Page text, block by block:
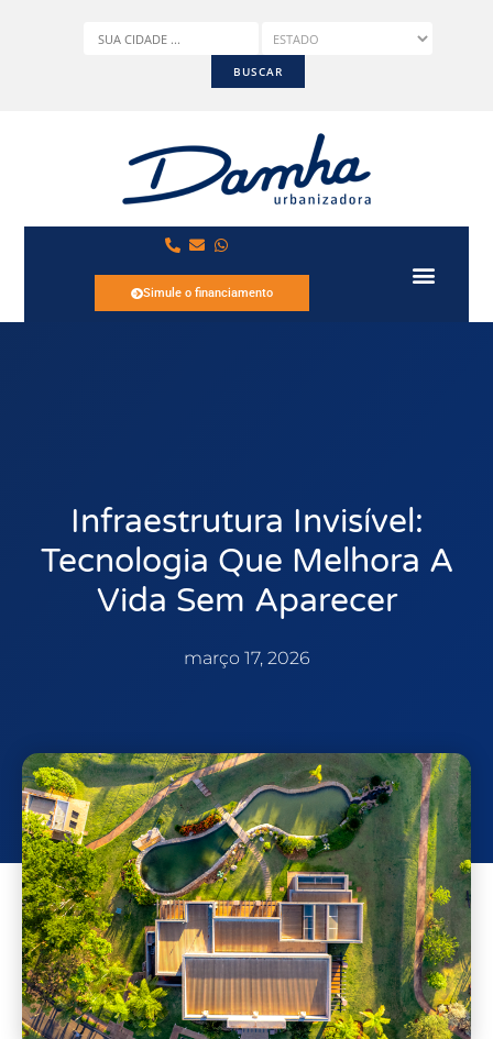
Simule o financiamento
Infraestrutura Invisível:
Tecnologia Que Melhora A
Vida Sem Aparecer
março 17, 2026